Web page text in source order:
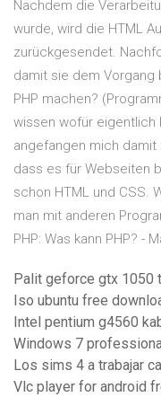
Nachdem die
wurde, wird die HTML
zurückgesendet.
damit sie dem Vorgang
PHP machen?
wissen wofür eigentlich
angefangen mich
dass es für Webseiten
schon HTML und CSS.
man mit anderen
PHP: Was kann PHP? -
Palit geforce gtx 1050
Iso ubuntu free
Intel pentium g4560
Windows 7
Los sims 4 a trabajar
Vlc player for android